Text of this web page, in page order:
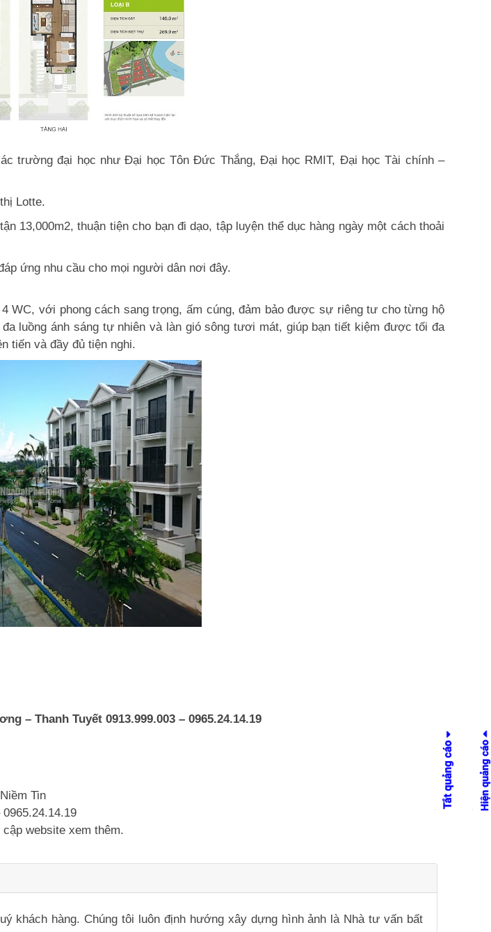
trường đại học như Đại học Tôn Đức Thắng, Đại học RMIT, Đại học Tài chính –
Lotte.
13,000m2, thuận tiện cho bạn đi dạo, tập luyện thể dục hàng ngày một cách thoải
ứng nhu cầu cho mọi người dân nơi đây.
WC, với phong cách sang trọng, ấm cúng, đảm bảo được sự riêng tư cho từng hộ
luồng ánh sáng tự nhiên và làn gió sông tươi mát, giúp bạn tiết kiệm được tối đa
tiến và đầy đủ tiện nghi.
– Thanh Tuyết 0913.999.003 – 0965.24.14.19
Tin
cập website xem thêm.
khách hàng. Chúng tôi luôn định hướng xây dựng hình ảnh là Nhà tư vấn bất